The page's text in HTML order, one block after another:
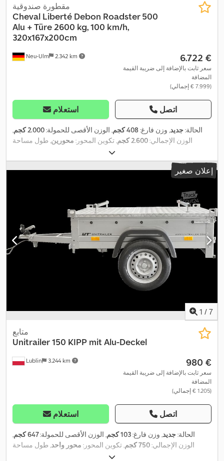
Neu-Ulm 2.342 km
مقطورة صندوقية
Cheval Liberté Debon Roadster 500
Alu + Türe 2600 kg, 100 km/h,
320x167x200cm
‏6.722 €
سعر ثابت بالإضافة إلى ضريبة القيمة
المضافة
(‏7.999 € إجمالي)
استعلام اتصل
الحالة:جديد, وزن فارغ:408 كجم , الوزن الأقصى للحمولة:2.000 كجم
,
الوزن الإجمالي:2.600 كجم , تكوين المحور: محورين , طول مساحة
, عرض مساحة التحميل:
التحميل:2.000 مم , حجم مساحة التحميل:10,9 م³ , لون:فضي, ارتفاع
البناء:2.395 مم , العرض التشغيلي:2.115 مم , إعلان صغير
1 / 7
Lublin 3.244 km
متابع
Unitrailer150 KIPP mit Alu-Deckel
‏980 €
سعر ثابت بالإضافة إلى ضريبة القيمة
المضافة
(‏1.205 € إجمالي)
استعلام اتصل
الحالة:جديد, وزن فارغ:103 كجم , الوزن الأقصى للحمولة:647 كجم
,
الوزن الإجمالي:750 كجم , تكوين المحور: محور واحد, طول مساحة
, عرض مساحة التحميل: